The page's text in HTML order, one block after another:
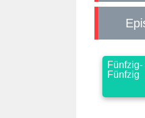
Fünfzig-
Fünfzig